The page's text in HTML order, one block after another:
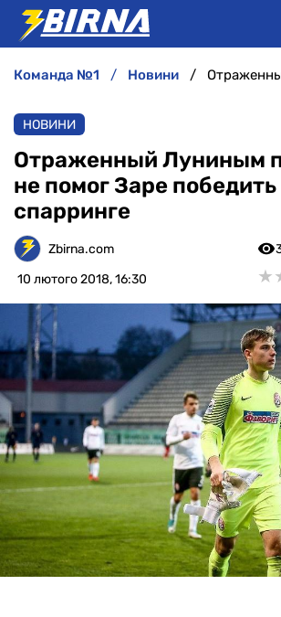
АНАЛІТИКА
ІНТЕРВ'Ю
РІЗНЕ
команда №1 новини
НОВИНИ
Отраженный Луниным
не помог Заре победить
спарринге
Zbirna.com
10 лютого 2018, 16:30
★
★